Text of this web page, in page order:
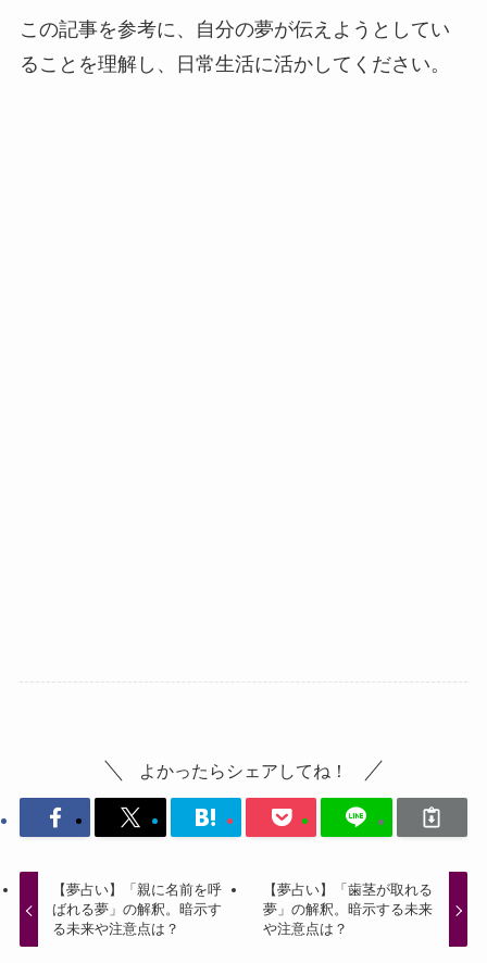
この記事を参考に、自分の夢が伝えようとしてい
ることを理解し、日常生活に活かしてください。
よかったらシェアしてね！
【夢占い】「親に名前を呼
ばれる夢」の解釈。暗示す
る未来や注意点は？
【夢占い】「歯茎が取れる
夢」の解釈。暗示する未来
や注意点は？